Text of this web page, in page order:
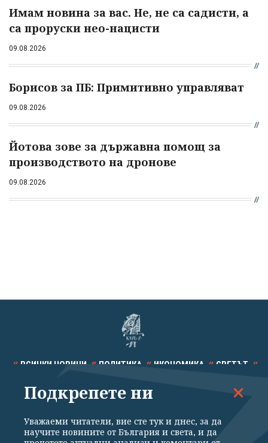
Имам новина за вас. Не, не са садисти, а
са проруски нео-нацисти
09.08.2026
Борисов за ПБ: Примитивно управляват
09.08.2026
Йотова зове за държавна помощ за
производството на дронове
09.08.2026
ВСИЧКИ НОВИНИ ПОЛИТИКА ИКОНОМИКА СВЕТЪТ
СПОРТ КУЛТУРА ТЕХНОЛОГИИ КАЛЕЙДОСКОП
Подкрепете ни
Уважаеми читатели, вие сте тук и днес, за да
научите новините от България и света, и да